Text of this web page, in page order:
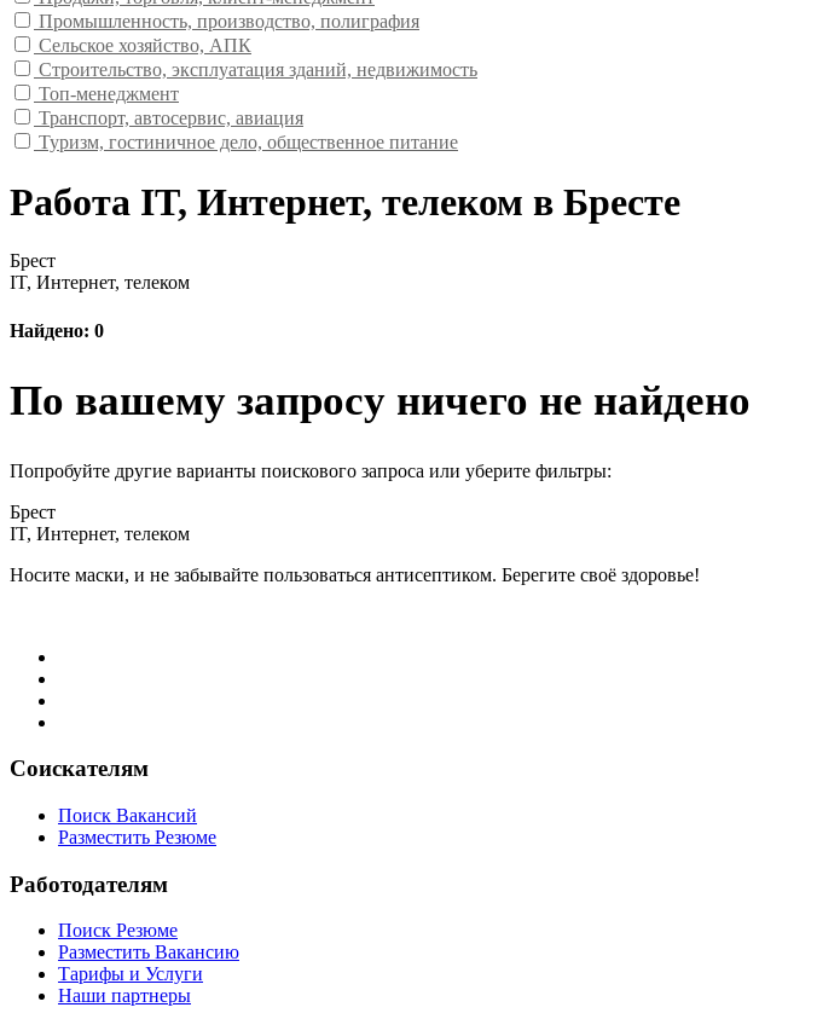
Промышленность, производство, полиграфия
Сельское хозяйство, АПК
Строительство, эксплуатация зданий, недвижимость
Топ-менеджмент
Транспорт, автосервис, авиация
Туризм, гостиничное дело, общественное питание
Работа IT, Интернет, телеком в Бресте
Брест
IT, Интернет, телеком
Найдено: 0
По вашему запросу ничего не найдено
Попробуйте другие варианты поискового запроса или уберите фильтры:
Брест
IT, Интернет, телеком
Носите маски, и не забывайте пользоваться антисептиком. Берегите своё здоровье!
Соискателям
Поиск Вакансий
Разместить Резюме
Работодателям
Поиск Резюме
Разместить Вакансию
Тарифы и Услуги
Наши партнеры